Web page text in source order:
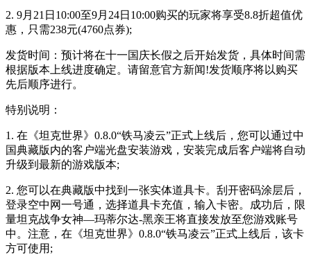
2. 9月21日10:00至9月24日10:00购买的玩家将享受8.8折超值优
惠，只需238元(4760点券);
发货时间：预计将在十一国庆长假之后开始发货，具体时间需
根据版本上线进度确定。请留意官方新闻!发货顺序将以购买
先后顺序进行。
特别说明：
1. 在《坦克世界》0.8.0“铁马凌云”正式上线后，您可以通过中
国典藏版内的客户端光盘安装游戏，安装完成后客户端将自动
升级到最新的游戏版本;
2. 您可以在典藏版中找到一张实体道具卡。刮开密码涂层后，
登录空中网一号通，选择道具卡充值，输入卡密。成功后，限
量坦克战争女神—玛蒂尔达-黑亲王将直接发放至您游戏账号
中。注意，在《坦克世界》0.8.0“铁马凌云”正式上线后，该卡
方可使用;